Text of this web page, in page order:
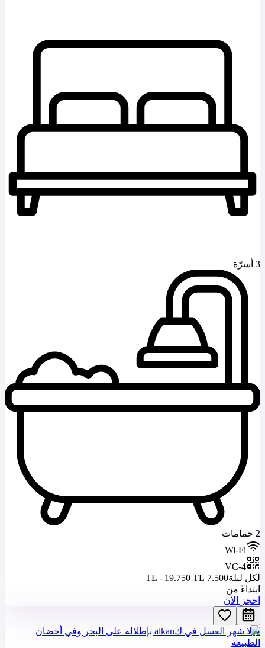
3 أسرّة
2 حمامات
Wi-Fi
VC-4
لكل ليلة7.500 TL - 19.750 TL
ابتداءً من
احجز الآن
فيلا شهر العسل في كalkan بإطلالة على البحر وفي أحضان
الطبيعة